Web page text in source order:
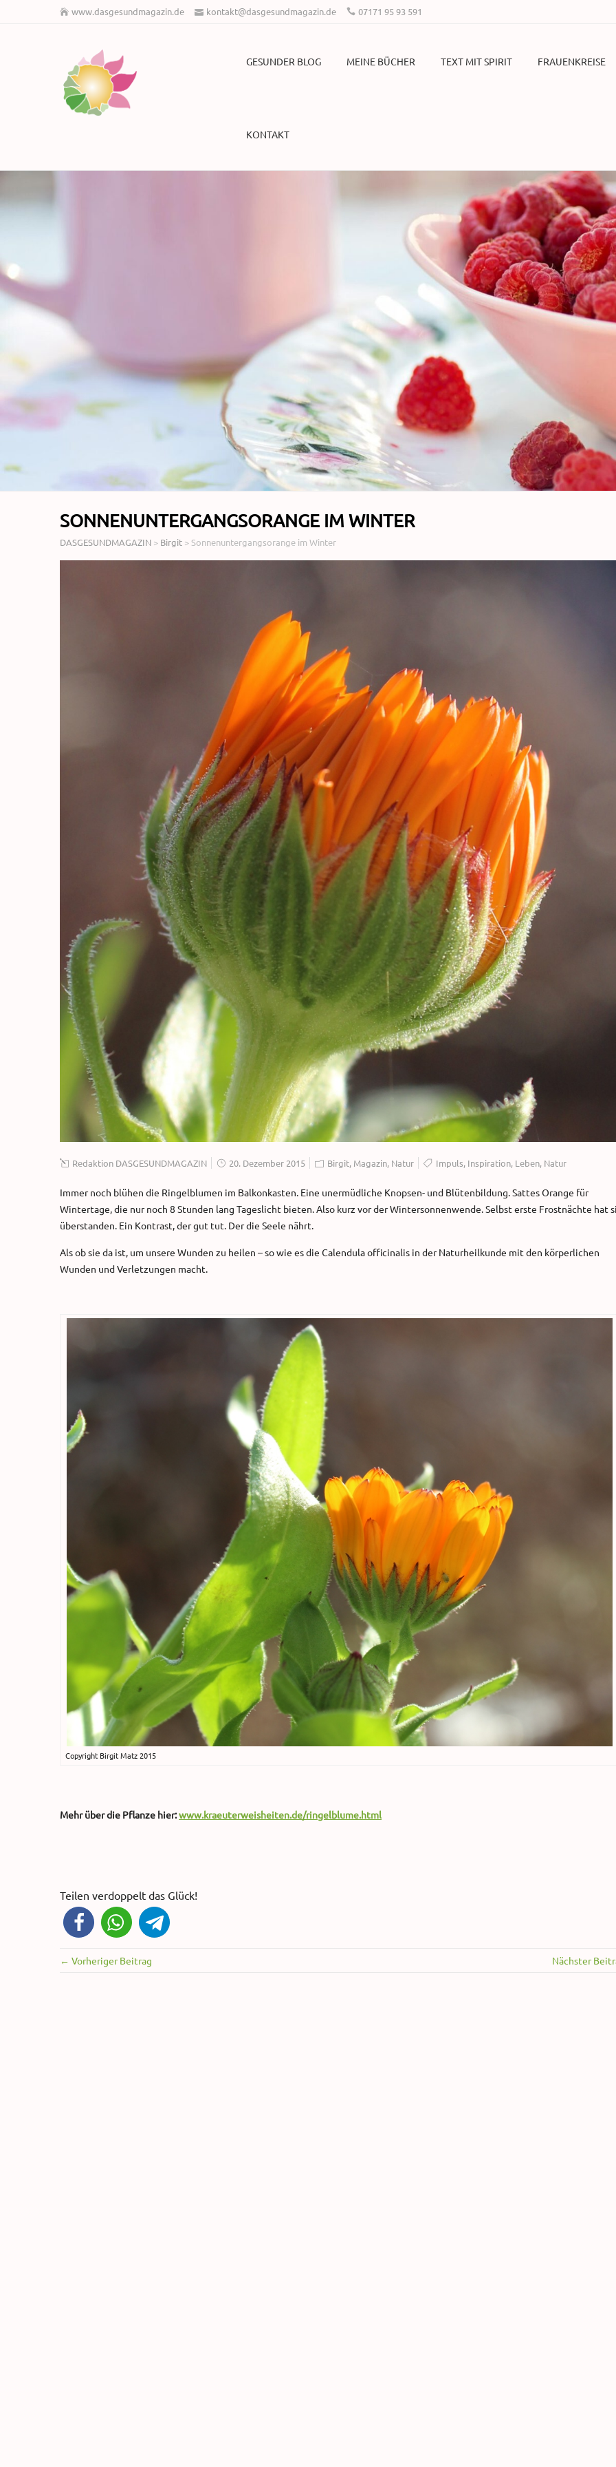
www.dasgesundmagazin.de kontakt@dasgesundmagazin.de 07171 95 93 591
GESUNDER BLOG MEINE BÜCHER TEXT MIT SPIRIT FRAUENKREISE
KONTAKT
SONNENUNTERGANGSORANGE IM WINTER
DASGESUNDMAGAZIN > Birgit > Sonnenuntergangsorange im Winter
Redaktion DASGESUNDMAGAZIN 20. Dezember 2015 Birgit, Magazin, Natur Impuls, Inspiration, Leben, Natur
Immer noch blühen die Ringelblumen im Balkonkasten. Eine unermüdliche Knopsen- und Blütenbildung. Sattes Orange für
Wintertage, die nur noch 8 Stunden lang Tageslicht bieten. Also kurz vor der Wintersonnenwende. Selbst erste Frostnächte hat
überstanden. Ein Kontrast, der gut tut. Der die Seele nährt.
Als ob sie da ist, um unsere Wunden zu heilen – so wie es die Calendula officinalis in der Naturheilkunde mit den körperlichen
Wunden und Verletzungen macht.
Copyright Birgit Matz 2015
Mehr über die Pflanze hier:www.kraeuterweisheiten.de/ringelblume.html
Teilen verdoppelt das Glück!
← Vorheriger Beitrag Nächster